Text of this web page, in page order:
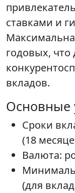
ставками и
годовых, что
вкладов.
Основные
Сроки
(18
Валюта:
(для